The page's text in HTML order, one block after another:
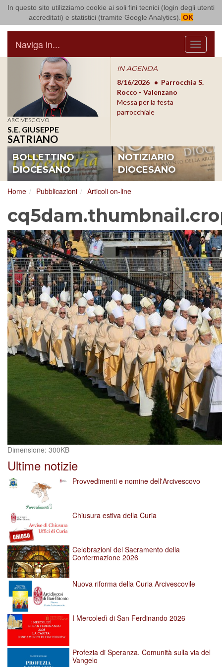
In questo sito utilizziamo cookie ai soli fini tecnici (login degli utenti
accreditati) e statistici (tramite Google Analytics). OK
Arcidiocesi di Bari Bitonto
Menu
Naviga in...
ARCIVESCOVO
S.E. GIUSEPPE
SATRIANO
IN AGENDA
8/17/2026
Conversano
Conferenza Episcopale
Pugliese
8/16/2026
Parrocchia S.
Rocco - Valenzano
Messa per la festa
parrocchiale
BOLLETTINO
DIOCESANO
NOTIZIARIO
DIOCESANO
Home Pubblicazioni Articoli on-line
Clicca
per
vedere
l'immagine
alle
dimensioni
originali…
Dimensione: 300KB
Ultime notizie
Provvedimenti e nomine dell'Arcivescovo
Chiusura estiva della Curia
Celebrazioni del Sacramento della
Confermazione 2026
Nuova riforma della Curia Arcivescovile
I Mercoledì di San Ferdinando 2026
Profezia di Speranza. Comunità sulla via del
Vangelo